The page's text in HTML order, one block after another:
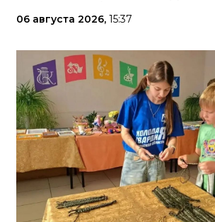
06 августа 2026, 15:37